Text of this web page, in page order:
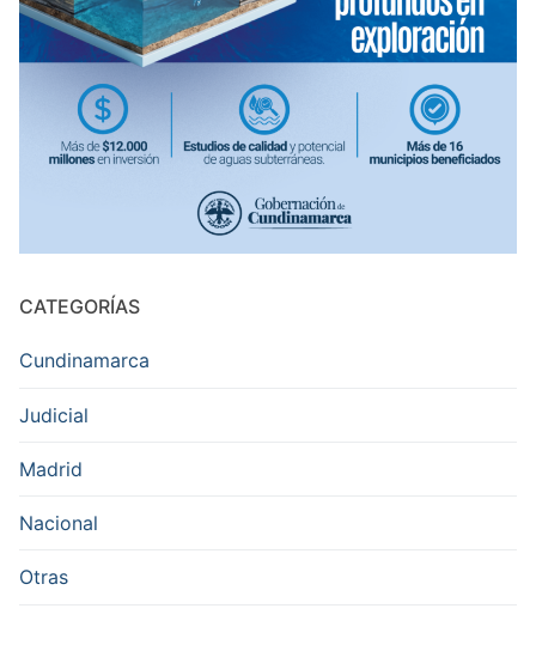
CATEGORÍAS
Cundinamarca
Judicial
Madrid
Nacional
Otras